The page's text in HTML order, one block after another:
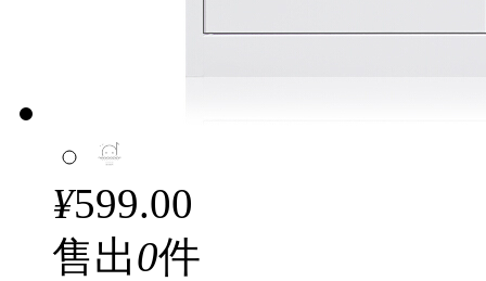
¥599.00
售出0件